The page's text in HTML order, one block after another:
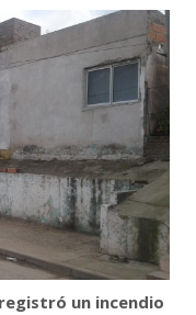
un incendio